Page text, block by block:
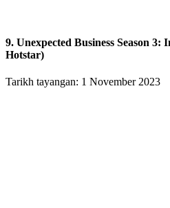
9. Unexpected Business Season
Hotstar)
Tarikh tayangan: 1 November 2023